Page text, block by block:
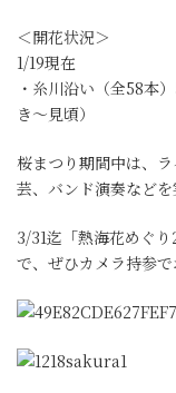
＜開花状況＞
1/19現在
・糸川沿い（全58
き～見頃）
桜まつり期間中は、
芸、バンド演奏などを
3/31迄「熱海花めぐ
で、ぜひカメラ持参で